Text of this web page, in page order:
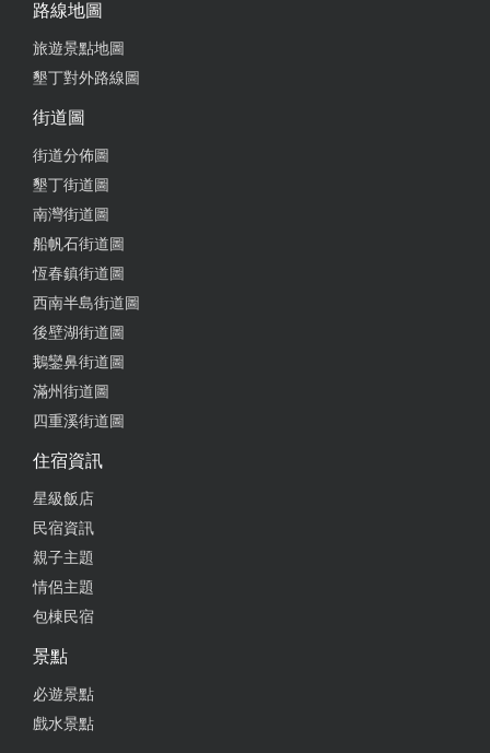
路線地圖
旅遊景點地圖
墾丁對外路線圖
街道圖
街道分佈圖
墾丁街道圖
南灣街道圖
船帆石街道圖
恆春鎮街道圖
西南半島街道圖
後壁湖街道圖
鵝鑾鼻街道圖
滿州街道圖
四重溪街道圖
住宿資訊
星級飯店
民宿資訊
親子主題
情侶主題
包棟民宿
景點
必遊景點
戲水景點